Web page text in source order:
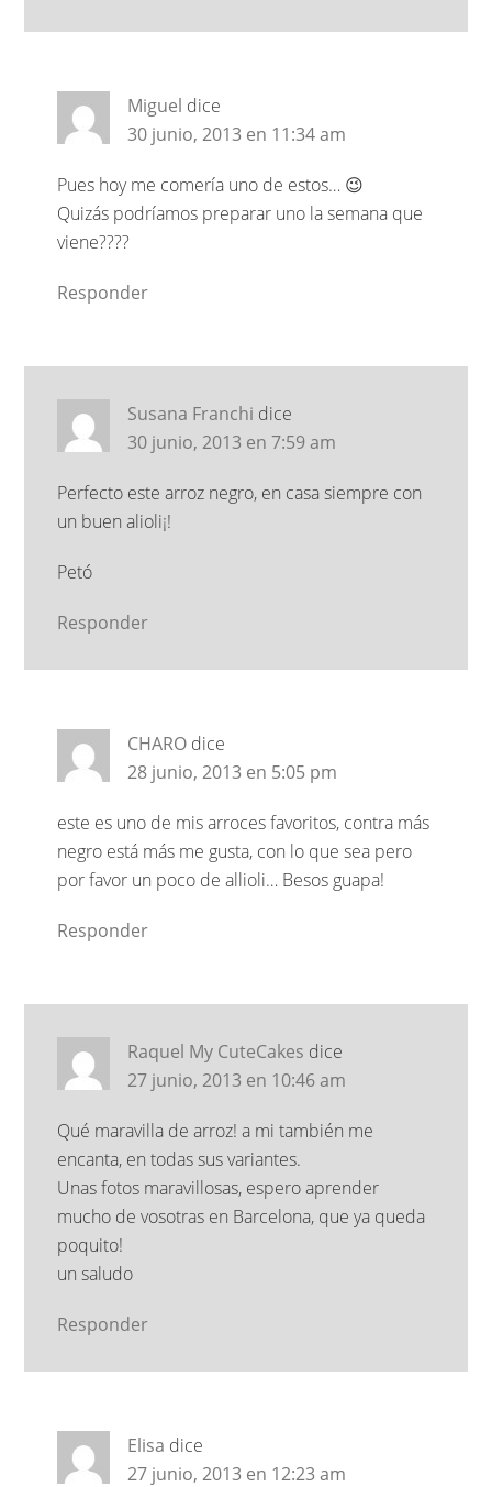
Miguel dice
30 junio, 2013 en 11:34 am
Pues hoy me comería uno de estos… 😉
Quizás podríamos preparar uno la semana que
viene????
Responder
Susana Franchi dice
30 junio, 2013 en 7:59 am
Perfecto este arroz negro, en casa siempre con
un buen alioli¡!
Petó
Responder
CHARO dice
28 junio, 2013 en 5:05 pm
este es uno de mis arroces favoritos, contra más
negro está más me gusta, con lo que sea pero
por favor un poco de allioli… Besos guapa!
Responder
Raquel My CuteCakes dice
27 junio, 2013 en 10:46 am
Qué maravilla de arroz! a mi también me
encanta, en todas sus variantes.
Unas fotos maravillosas, espero aprender
mucho de vosotras en Barcelona, que ya queda
poquito!
un saludo
Responder
Elisa dice
27 junio, 2013 en 12:23 am